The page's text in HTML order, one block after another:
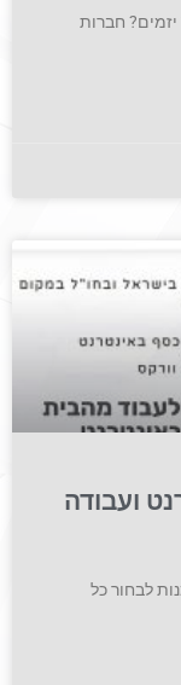
יזמים? חברות
ועבודה
לבחור כל